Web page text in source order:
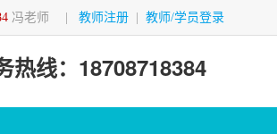
冯老师 教师注册 教师/学员登录
热线：18708718384